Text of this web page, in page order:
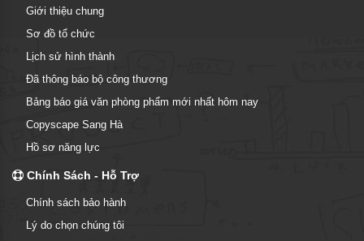
Giới thiệu chung
Sơ đồ tổ chức
Lịch sử hình thành
Đã thông báo bộ công thương
Bảng báo giá văn phòng phẩm mới nhất hôm nay
Copyscape Sang Hà
Hồ sơ năng lực
Chính Sách - Hỗ Trợ
Chính sách bảo hành
Lý do chọn chúng tôi